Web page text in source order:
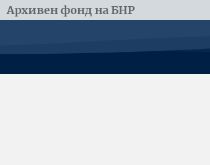
Архивен фонд на БНР